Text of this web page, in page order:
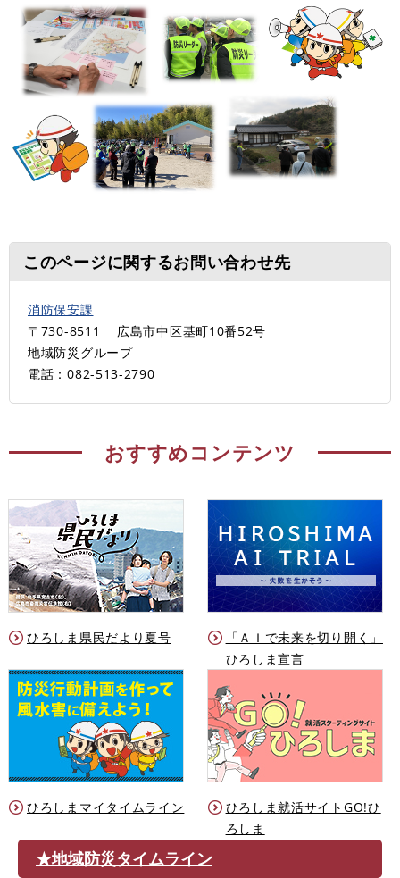
このページに関するお問い合わせ先
消防保安課
〒730-8511
広島市中区基町10番52号
地域防災グループ
電話：082-513-2790
おすすめコンテンツ
ひろしま県民だより夏号
「ＡＩで未来を切り開く」
ひろしま宣言
ひろしまマイタイムライン
ひろしま就活サイトGO!ひ
ろしま
★地域防災タイムライン